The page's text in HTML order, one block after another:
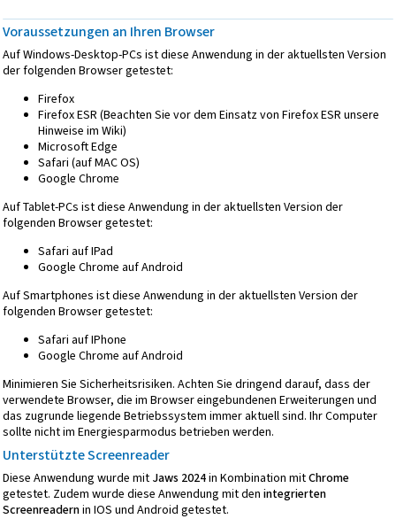
Voraussetzungen an Ihren Browser
Auf Windows-Desktop-PCs ist diese Anwendung in der aktuellsten Version
der folgenden Browser getestet:
Firefox
Firefox ESR (Beachten Sie vor dem Einsatz von Firefox ESR unsere
Hinweise im Wiki)
Microsoft Edge
Safari (auf MAC OS)
Google Chrome
Auf Tablet-PCs ist diese Anwendung in der aktuellsten Version der
folgenden Browser getestet:
Safari auf IPad
Google Chrome auf Android
Auf Smartphones ist diese Anwendung in der aktuellsten Version der
folgenden Browser getestet:
Safari auf IPhone
Google Chrome auf Android
Minimieren Sie Sicherheitsrisiken. Achten Sie dringend darauf, dass der
verwendete Browser, die im Browser eingebundenen Erweiterungen und
das zugrunde liegende Betriebssystem immer aktuell sind. Ihr Computer
sollte nicht im Energiesparmodus betrieben werden.
Unterstützte Screenreader
Diese Anwendung wurde mit Jaws 2024in Kombination mitChrome
getestet. Zudem wurde diese Anwendung mit den integrierten
Screenreadernin IOS und Android getestet.